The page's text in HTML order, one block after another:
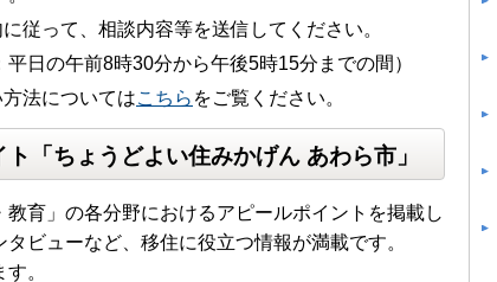
従って、相談内容等を送信してください。
日の午前8時30分から午後5時15分までの間）
方法についてはこちら をご覧ください。
「ちょうどよい住みかげん あわら市」
育」の各分野におけるアピールポイントを掲載し
ビューなど、移住に役立つ情報が満載です。
。